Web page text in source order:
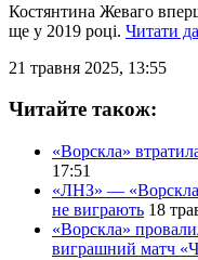
Костянтина Жеваго
ще у 2019 році. Читати
21 травня 2025, 13:55
Читайте також:
«Ворскла»
17:51
«ЛНЗ» —
не виграють 18
«Ворскла»
виграшний матч